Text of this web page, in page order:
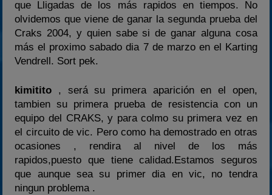
que Lligadas de los más rapidos en tiempos. No
olvidemos que viene de ganar la segunda prueba del
Craks 2004, y quien sabe si de ganar alguna cosa
más el proximo sabado dia 7 de marzo en el Karting
Vendrell. Sort pek.
kimitito , será su primera aparición en el open,
tambien su primera prueba de resistencia con un
equipo del CRAKS, y para colmo su primera vez en
el circuito de vic. Pero como ha demostrado en otras
ocasiones , rendira al nivel de los más
rapidos,puesto que tiene calidad.Estamos seguros
que aunque sea su primer dia en vic, no tendra
ningun problema .